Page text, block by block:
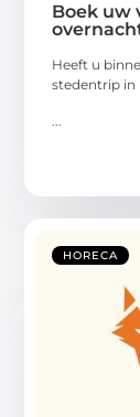
Boek uw
Heeft u
stedentrip in
HORECA